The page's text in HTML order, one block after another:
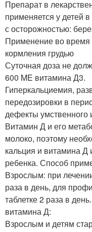
Препарат в
применяется у детей
с осторожностью:
Применение во время
кормления грудью
Суточная доза не
600 ME витамина Д3.
Гиперкальциемия,
передозировки в
дефекты умственного
Витамин Д и его
молоко, поэтому
кальция и витамина Д
ребенка. Способ
Взрослым: при
раза в день, для
таблетке 2 раза в
витамина Д:
Взрослым и детям